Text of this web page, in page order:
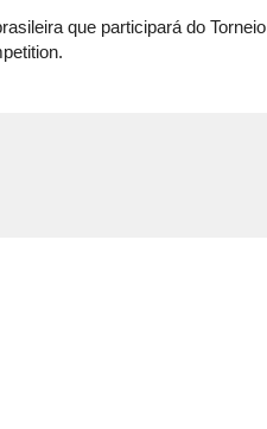
que participará do Torneio